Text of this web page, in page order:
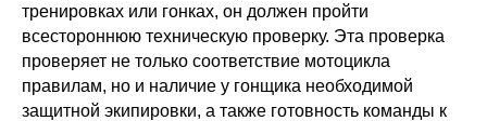
тренировках или гонках, он должен пройти
всестороннюю техническую проверку. Эта проверка
проверяет не только соответствие мотоцикла
правилам, но и наличие у гонщика необходимой
защитной экипировки, а также готовность команды к